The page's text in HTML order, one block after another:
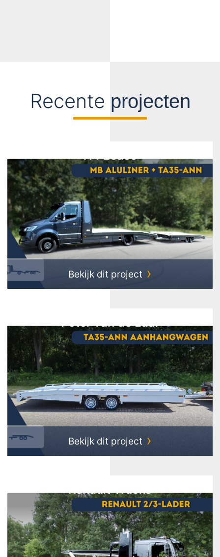
Recente projecten
H4 Lease
Bekijk dit project
Peter van de Laar
Bekijk dit project
Renault Trucks